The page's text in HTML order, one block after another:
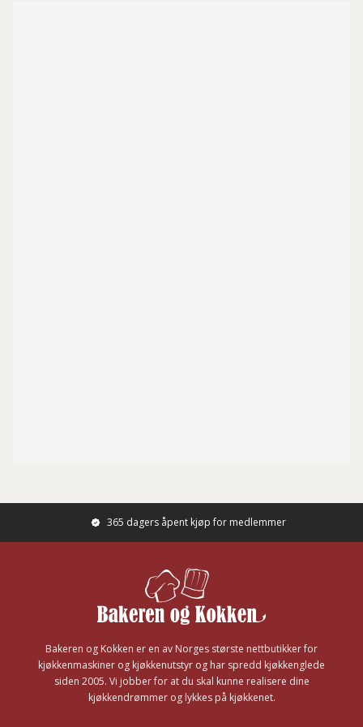
365 dagers åpent kjøp for medlemmer
Bakeren og Kokken er en av Norges største nettbutikker for
kjøkkenmaskiner og kjøkkenutstyr og har spredd kjøkkenglede
siden 2005. Vi jobber for at du skal kunne realisere dine
kjøkkendrømmer og lykkes på kjøkkenet.